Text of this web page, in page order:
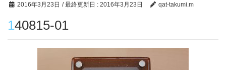
2016年3月23日 / 最終更新日 : 2016年3月23日 qat-takumi.m
140815-01